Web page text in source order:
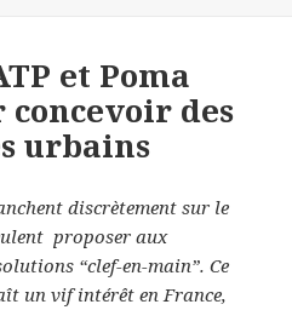
et Poma
concevoir des
urbains
discrètement sur le
proposer aux
“clef-en-main”. Ce
un vif intérêt en France,